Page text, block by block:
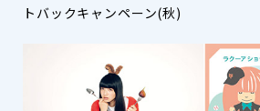
トバックキャンペーン(秋)